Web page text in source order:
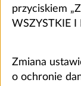
przyciskiem
WSZYSTKIE I
Zmiana
o ochronie